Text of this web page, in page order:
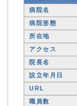
病院名
病院形態
所在地
アクセス
院長名
設立年月日
URL
職員数